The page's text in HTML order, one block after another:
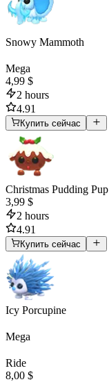
Snowy Mammoth
Mega
4,99 $
2 hours
4.91
Купить сейчас
Christmas Pudding Pup
3,99 $
2 hours
4.91
Купить сейчас
Icy Porcupine
Mega
Ride
8,00 $